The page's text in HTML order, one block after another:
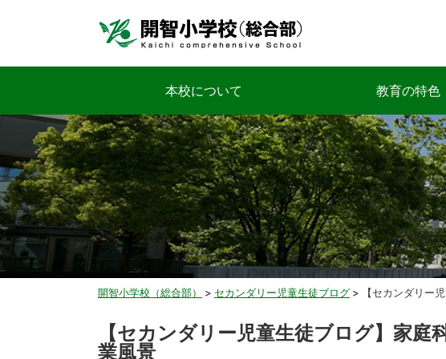
本校について 教育の特色
開智小学校（総合部） > セカンダリー児童生徒ブログ > 【セカンダリー
【セカンダリー児童生徒ブログ】家
業風景